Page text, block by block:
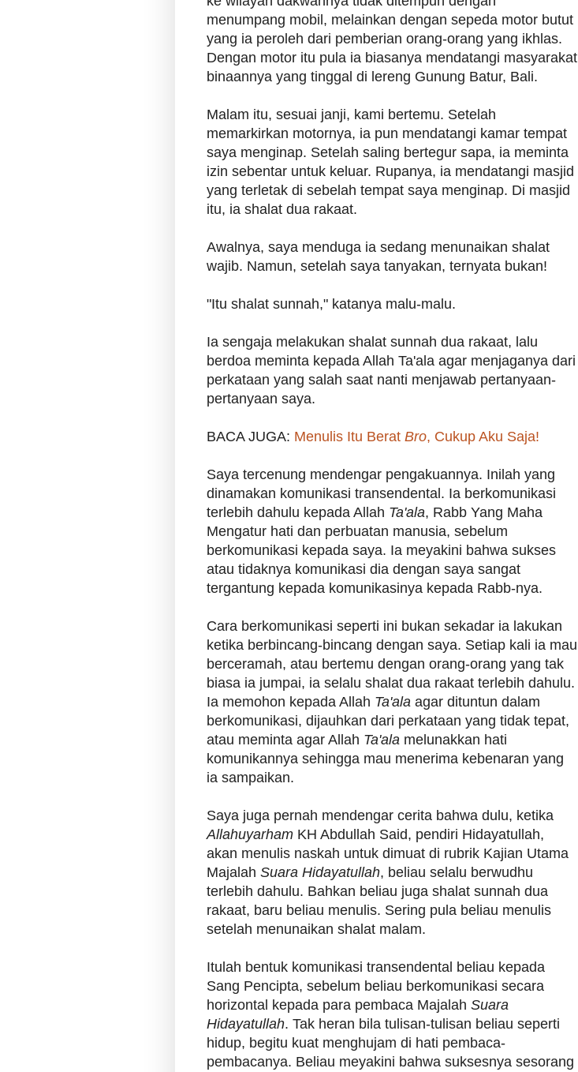
menumpang mobil, melainkan dengan sepeda motor butut
yang ia peroleh dari pemberian orang-orang yang ikhlas.
Dengan motor itu pula ia biasanya mendatangi masyarakat
binaannya yang tinggal di lereng Gunung Batur, Bali.
Malam itu, sesuai janji, kami bertemu. Setelah
memarkirkan motornya, ia pun mendatangi kamar tempat
saya menginap. Setelah saling bertegur sapa, ia meminta
izin sebentar untuk keluar. Rupanya, ia mendatangi masjid
yang terletak di sebelah tempat saya menginap. Di masjid
itu, ia shalat dua rakaat.
Awalnya, saya menduga ia sedang menunaikan shalat
wajib. Namun, setelah saya tanyakan, ternyata bukan!
"Itu shalat sunnah," katanya malu-malu.
Ia sengaja melakukan shalat sunnah dua rakaat, lalu
berdoa meminta kepada Allah Ta'ala agar menjaganya dari
perkataan yang salah saat nanti menjawab pertanyaan-
pertanyaan saya.
BACA JUGA: Menulis Itu Berat Bro, Cukup Aku Saja!
Saya tercenung mendengar pengakuannya. Inilah yang
dinamakan komunikasi transendental. Ia berkomunikasi
terlebih dahulu kepada Allah Ta'ala, Rabb Yang Maha
Mengatur hati dan perbuatan manusia, sebelum
berkomunikasi kepada saya. Ia meyakini bahwa sukses
atau tidaknya komunikasi dia dengan saya sangat
tergantung kepada komunikasinya kepada Rabb-nya.
Cara berkomunikasi seperti ini bukan sekadar ia lakukan
ketika berbincang-bincang dengan saya. Setiap kali ia mau
berceramah, atau bertemu dengan orang-orang yang tak
biasa ia jumpai, ia selalu shalat dua rakaat terlebih dahulu.
Ia memohon kepada Allah Ta'ala agar dituntun dalam
berkomunikasi, dijauhkan dari perkataan yang tidak tepat,
atau meminta agar Allah Ta'ala melunakkan hati
komunikannya sehingga mau menerima kebenaran yang
ia sampaikan.
Saya juga pernah mendengar cerita bahwa dulu, ketika
Allahuyarham KH Abdullah Said, pendiri Hidayatullah,
akan menulis naskah untuk dimuat di rubrik Kajian Utama
Majalah Suara Hidayatullah, beliau selalu berwudhu
terlebih dahulu. Bahkan beliau juga shalat sunnah dua
rakaat, baru beliau menulis. Sering pula beliau menulis
setelah menunaikan shalat malam.
Itulah bentuk komunikasi transendental beliau kepada
Sang Pencipta, sebelum beliau berkomunikasi secara
horizontal kepada para pembaca Majalah Suara
Hidayatullah. Tak heran bila tulisan-tulisan beliau seperti
hidup, begitu kuat menghujam di hati pembaca-
pembacanya. Beliau meyakini bahwa suksesnya sesorang